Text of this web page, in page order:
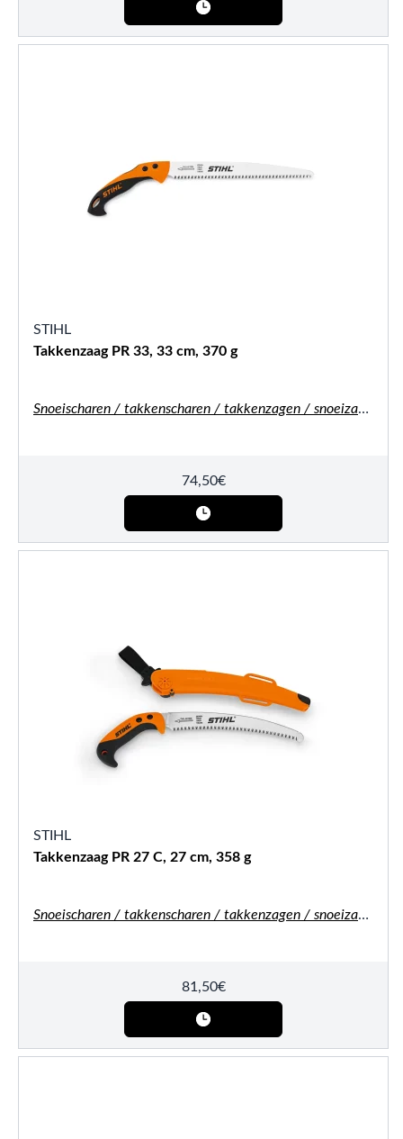
STIHL
Takkenzaag PR 33, 33 cm, 370 g
Snoeischaren / takkenscharen / takkenzagen / snoeizagen
74,50€
STIHL
Takkenzaag PR 27 C, 27 cm, 358 g
Snoeischaren / takkenscharen / takkenzagen / snoeizagen
81,50€